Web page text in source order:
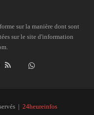
sur la manière dont sont
sur le site d'information
WhatsAppDailymotion
| 24heureinfos